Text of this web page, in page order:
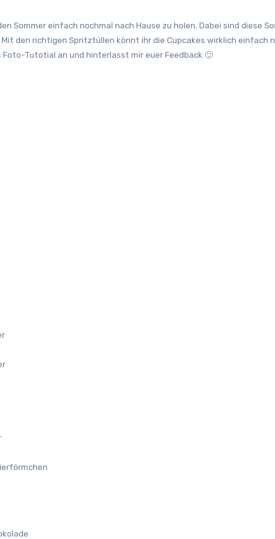
Sommer einfach nochmal nach Hause zu holen. Dabei sind diese
den richtigen Spritztüllen könnt ihr die Cupcakes wirklich einfach
Tutotial an und hinterlasst mir euer Feedback 🙂